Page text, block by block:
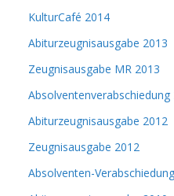
KulturCafé 2014
Abiturzeugnisausgabe 2013
Zeugnisausgabe MR 2013
Absolventenverabschiedung
Abiturzeugnisausgabe 2012
Zeugnisausgabe 2012
Absolventen-